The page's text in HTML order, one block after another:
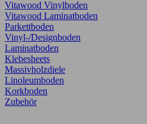
Vitawood Vinylboden
Vitawood Laminatboden
Parkettboden
Vinyl-/Designboden
Laminatboden
Klebesheets
Massivholzdiele
Linoleumboden
Korkboden
Zubehör